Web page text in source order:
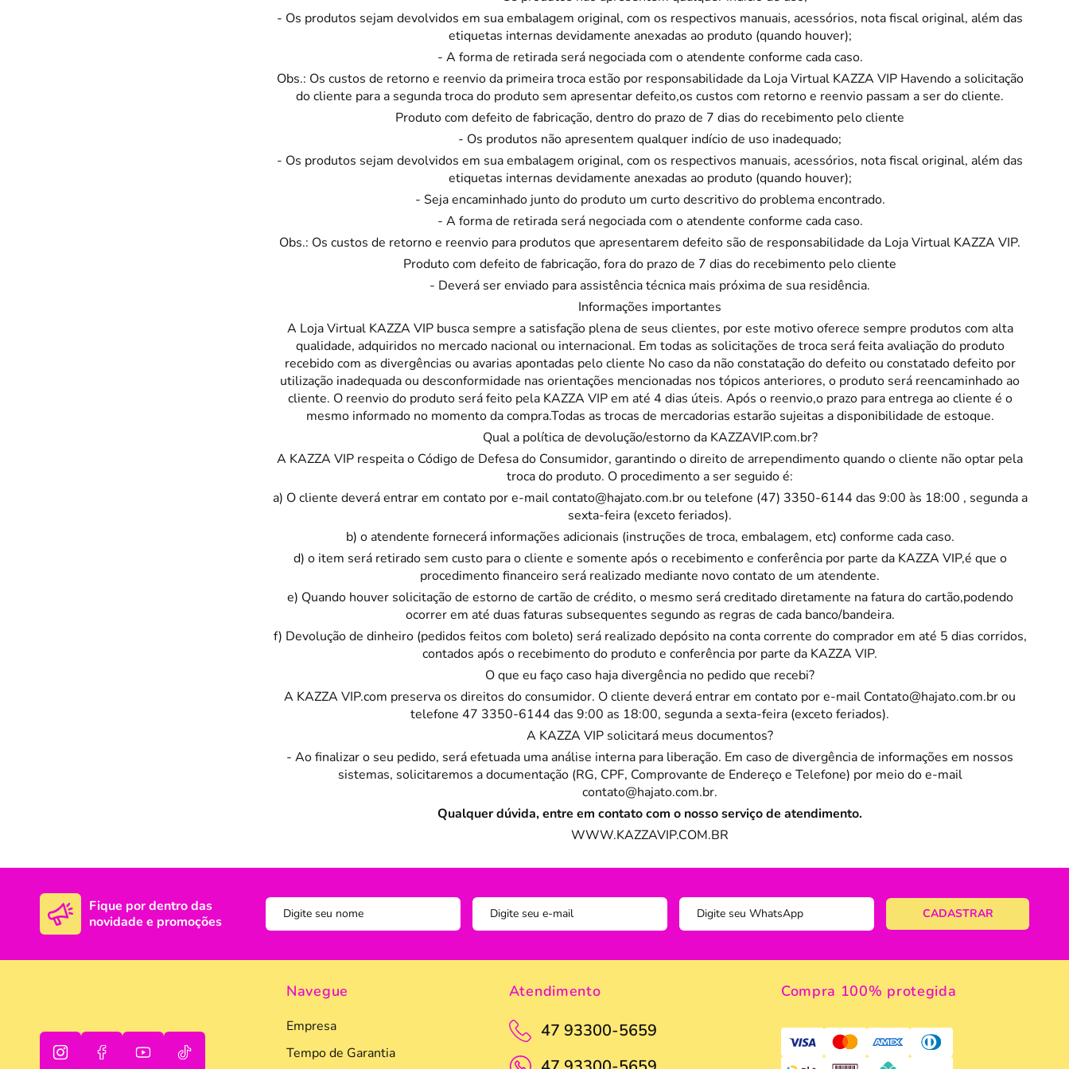
Instagram
Facebook
DISNEY E LICENCIADOS
FUTEBOL
Travesseiros
Protetor de Travesseiro
Colcha
Protetor para Colchão
Trilho-Caminho de Mesa
Espelho
Manta Decorativa
Quadro Decorativo
Tapete para Cozinha
Toalha Remove Maquiagem
Vaso de Plantas
Copo Americano
Copo Dose
Copos e Taças
Escumadeira
Espátula Vazada
Forma de Gelo
Jogo de Taça & Copo
Pano de Limpeza
Pegador
Pegador de Macarrão
Pincel Culinário
Potes
Prato
Tigela
Travessa
- Os produtos sejam devolvidos em sua embalagem original, com os respectivos manuais, acessórios, nota fiscal original, além das
etiquetas internas devidamente anexadas ao produto (quando houver);
- A forma de retirada será negociada com o atendente conforme cada caso.
Obs.: Os custos de retorno e reenvio da primeira troca estão por responsabilidade da Loja Virtual KAZZA VIPHavendo a solicitação
do cliente para a segunda troca do produto sem apresentar defeito,os custos com retorno e reenvio passam a ser do cliente.
Produto com defeito de fabricação, dentro do prazo de 7 dias do recebimento pelo cliente
- Os produtos não apresentem qualquer indício de uso inadequado;
- Os produtos sejam devolvidos em sua embalagem original, com os respectivos manuais, acessórios, nota fiscal original, além das
etiquetas internas devidamente anexadas ao produto (quando houver);
- Seja encaminhado junto do produto um curto descritivo do problema encontrado.
- A forma de retirada será negociada com o atendente conforme cada caso.
Obs.: Os custos de retorno e reenvio para produtos que apresentarem defeito são de responsabilidade da Loja Virtual KAZZA VIP.
Produto com defeito de fabricação, fora do prazo de 7 dias do recebimento pelo cliente
- Deverá ser enviado para assistência técnica mais próxima de sua residência.
Informações importantes
A Loja Virtual KAZZA VIPbusca sempre a satisfação plena de seus clientes, por este motivo oferece sempre produtos com alta
qualidade, adquiridos no mercado nacional ou internacional. Em todas as solicitações de troca será feita avaliação do produto
recebido com as divergências ou avarias apontadas pelo cliente No caso da não constatação do defeito ou constatado defeito por
utilização inadequada ou desconformidade nas orientações mencionadas nos tópicos anteriores, o produto será reencaminhado ao
cliente. O reenvio do produto será feito pela KAZZA VIPem até 4 dias úteis. Após o reenvio,o prazo para entrega ao cliente é o
mesmo informado no momento da compra.Todas as trocas de mercadorias estarão sujeitas a disponibilidade de estoque.
Qual a política de devolução/estorno da KAZZAVIP.com.br?
A KAZZA VIP respeita o Código de Defesa do Consumidor, garantindo o direito de arrependimento quando o cliente não optar pela
troca do produto. O procedimento a ser seguido é:
a) O cliente deverá entrar em contato por e-mailcontato@hajato.com.brou telefone (47) 3350-6144 das 9:00 às 18:00 , segunda a
sexta-feira (exceto feriados).
b) o atendente fornecerá informações adicionais (instruções de troca, embalagem, etc) conforme cada caso.
d) o item será retirado sem custo para o cliente e somente após o recebimento e conferência por parte da KAZZA VIP,é que o
procedimento financeiro será realizado mediante novo contato de um atendente.
e) Quando houver solicitação de estorno de cartão de crédito, o mesmo será creditado diretamente na fatura do cartão,podendo
ocorrer em até duas faturas subsequentes segundo as regras de cada banco/bandeira.
f) Devolução de dinheiro (pedidos feitos com boleto) será realizado depósito na conta corrente do comprador em até 5 dias corridos,
contados após o recebimento do produto e conferência por parte da KAZZA VIP.
O que eu faço caso haja divergência no pedido que recebi?
A KAZZA VIP.com preserva os direitos do consumidor. O cliente deverá entrar em contato por e-mail Contato@hajato.com.brou
telefone 47 3350-6144 das 9:00 as 18:00, segunda a sexta-feira (exceto feriados).
A KAZZA VIP solicitará meus documentos?
- Ao finalizar o seu pedido, será efetuada uma análise interna para liberação. Em caso de divergência de informações em nossos
sistemas, solicitaremos a documentação (RG, CPF, Comprovante de Endereço e Telefone) por meio do e-mail
contato@hajato.com.br.
Qualquer dúvida, entre em contato com o nosso serviço de atendimento.
WWW.KAZZAVIP.COM.BR
Fique por dentro das
novidade e promoções
Navegue
Empresa
Tempo de Garantia
Atendimento
47 93300-5659
Compra 100% protegida